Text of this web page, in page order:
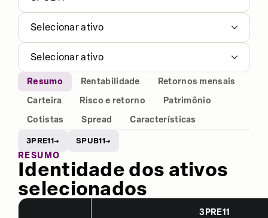
Selecionar ativo
Selecionar ativo
Resumo Rentabilidade
Retornos mensais
Carteira
Risco e retorno
Patrimônio
Cotistas
Spread Características
3PRE11→ SPUB11→
RESUMO
Identidade dos ativos
selecionados
3PRE11